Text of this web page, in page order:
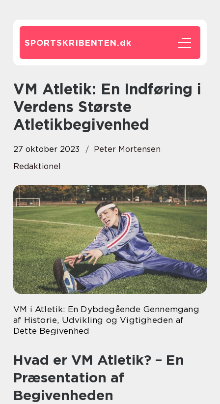
SPORTSKRIBENTEN.dk
VM Atletik: En Indføring i
Verdens Største
Atletikbegivenhed
27 oktober 2023
Peter Mortensen
Redaktionel
VM i Atletik: En Dybdegående Gennemgang
af Historie, Udvikling og Vigtigheden af
Dette Begivenhed
Hvad er VM Atletik? – En
Præsentation af
Begivenheden